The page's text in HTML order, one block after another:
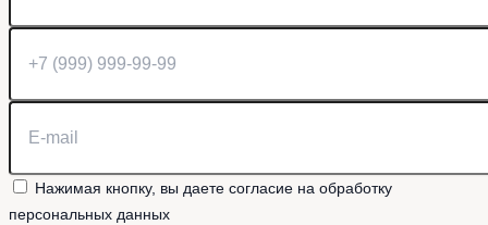
Нажимая кнопку, вы даете согласие на обработку
персональных данных